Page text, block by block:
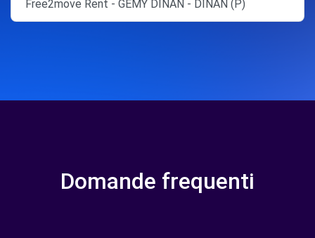
Free2move Rent - GEMY DINAN - DINAN (P)
Domande frequenti